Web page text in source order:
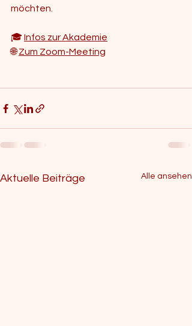
möchten.
🎓 Infos zur Akademie
🌐 Zum Zoom-Meeting
Aktuelle Beiträge Alle ansehen